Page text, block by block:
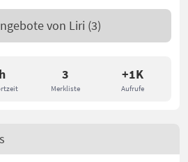
3
Merkliste
+1K
Aufrufe
von Liri (3)